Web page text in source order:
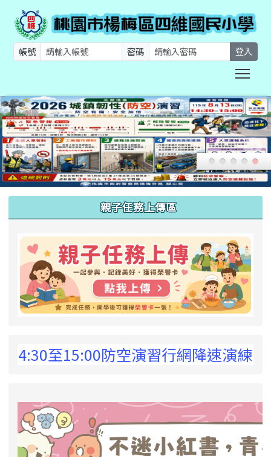
帳號 密碼 登入
親子任務上傳區
15:00防空演習行網降速演練，請預為